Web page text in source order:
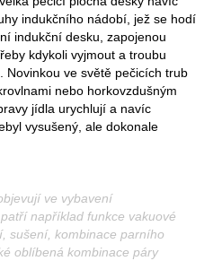
indukčního nádobí, jež se hodí
indukční desku, zapojenou
kdykoli vyjmout a troubu
Novinkou ve světě pečicích trub
nebo horkovzdušným
jídla urychlují a navíc
vysušený, ale dokonale
ve vybavení
například funkce vakuové
sušení, kombinace parního
oblíbená kombinace páry